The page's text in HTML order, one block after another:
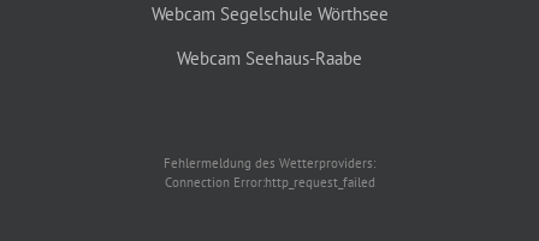
Webcam Segelschule Wörthsee
Webcam Seehaus-Raabe
Fehlermeldung des Wetterproviders:
Connection Error:http_request_failed